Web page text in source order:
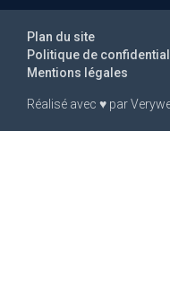
Réalisé avec ♥ par
Mentions légales
Politique de
Plan du site